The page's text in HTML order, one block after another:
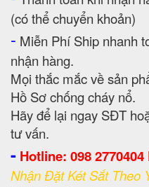
(có thể chuyển khoản)
- Miễn Phí Ship nhanh
nhận hàng.
Mọi thắc mắc về sản
Hồ Sơ chống cháy nổ.
Hãy để lại ngay SĐT
tư vấn.
- Hotline: 098
Nhận Đặt Két Sắt Theo